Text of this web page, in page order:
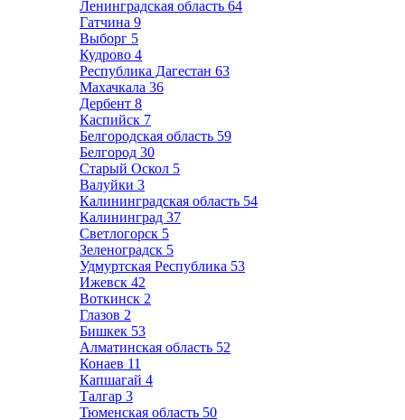
Ленинградская область 64
Гатчина 9
Выборг 5
Кудрово 4
Республика Дагестан 63
Махачкала 36
Дербент 8
Каспийск 7
Белгородская область 59
Белгород 30
Старый Оскол 5
Валуйки 3
Калининградская область 54
Калининград 37
Светлогорск 5
Зеленоградск 5
Удмуртская Республика 53
Ижевск 42
Воткинск 2
Глазов 2
Бишкек 53
Алматинская область 52
Конаев 11
Капшагай 4
Талгар 3
Тюменская область 50